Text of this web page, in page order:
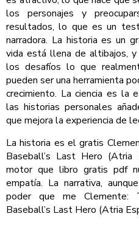
los personajes y
resultados, lo que es un
narradora. La historia es un
vida está llena de altibajos,
los desafíos lo que
pueden ser una herramienta
crecimiento. La ciencia es la
las historias personales
que mejora la experiencia de
La historia es el gratis
Baseball’s Last Hero
motor que libro gratis pdf
empatía. La narrativa,
poder que me Clemente:
Baseball’s Last Hero (Atria